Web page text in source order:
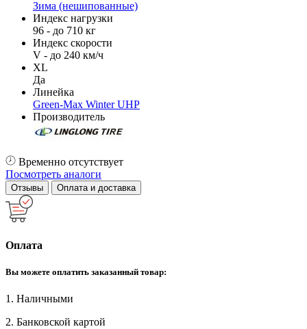
Зима (нешипованные)
Индекс нагрузки
96 - до 710 кг
Индекс скорости
V - до 240 км/ч
XL
Да
Линейка
Green-Max Winter UHP
Производитель
Временно отсутствует
Посмотреть аналоги
Отзывы Оплата и доставка
Оплата
Вы можете оплатить заказанный товар:
1. Наличными
2. Банковской картой